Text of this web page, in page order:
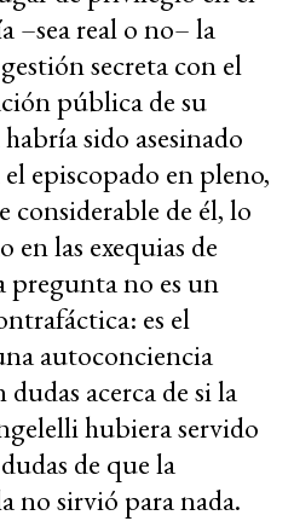
–sea real o no– la
secreta con el
pública de su
sido asesinado
el episcopado en pleno,
considerable de él, lo
en las exequias de
pregunta no es un
es el
autoconciencia
dudas acerca de si la
hubiera servido
de que la
no sirvió para nada.